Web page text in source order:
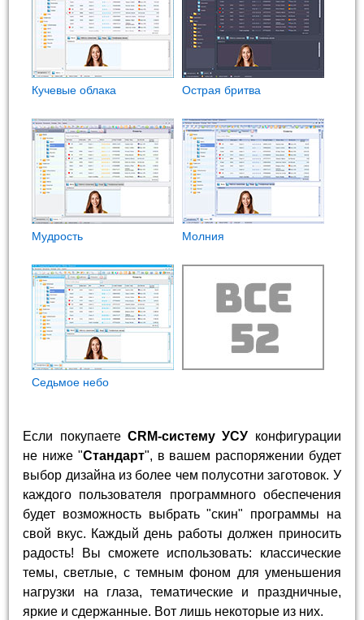
Кучевые облака Острая бритва
Мудрость Молния
Седьмое небо
Если покупаете CRM-систему УСУ конфигурации
не ниже "Стандарт", в вашем распоряжении будет
выбор дизайна из более чем полусотни заготовок. У
каждого пользователя программного обеспечения
будет возможность выбрать "скин" программы на
свой вкус. Каждый день работы должен приносить
радость! Вы сможете использовать: классические
темы, светлые, с темным фоном для уменьшения
нагрузки на глаза, тематические и праздничные,
яркие и сдержанные. Вот лишь некоторые из них.